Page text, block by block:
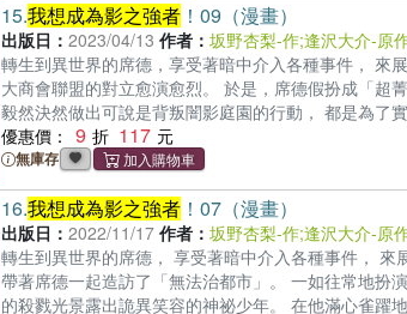
15.我想成為影之強者 ！09（漫畫）
出版日： 2023/04/13 作者： 坂野杏梨-作;逢沢大介-原
轉生到異世界的席德，享受著暗中介入各種事件， 來
大商會聯盟的對立愈演愈烈。 於是，席德假扮成「超
毅然決然做出可說是背叛闇影庭園的行動， 都是為
Sakano 2022 ©Daisuke Aizawa 2022 ©Touzai 2022
吧」人氣作品《我想成為影之強者
刷限定！隨書贈精美典藏書卡！(首刷售完即無贈品)
優惠價： 9 117
無庫存
16.我想成為影之強者 ！07（漫畫）
出版日： 2022/11/17 作者： 坂野杏梨-作;逢沢大介-原
轉生到異世界的席德， 享受著暗中介入各種事件，
帶著席德一起造訪了「無法治都市」。 一如往常地扮
的殺戮光景露出詭異笑容的神祕少年。 在他滿心雀